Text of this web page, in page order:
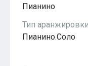
Пианино
Тип аранжировки
Пианино.Соло